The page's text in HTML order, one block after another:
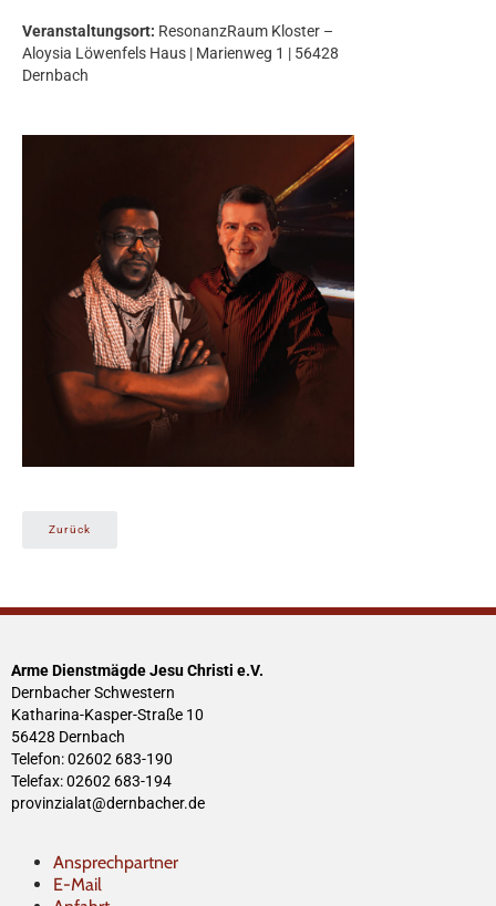
Veranstaltungsort: ResonanzRaum Kloster –
Aloysia Löwenfels Haus | Marienweg 1 | 56428
Dernbach
Zurück
Arme Dienstmägde Jesu Christi e.V.
Dernbacher Schwestern
Katharina-Kasper-Straße 10
56428 Dernbach
Telefon: 02602 683-190
Telefax: 02602 683-194
provinzialat@dernbacher.de
Ansprechpartner
E-Mail